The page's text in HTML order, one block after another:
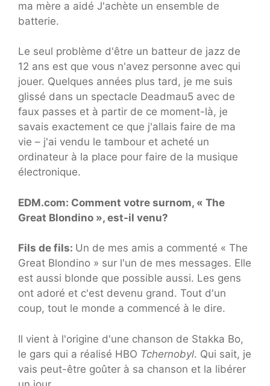
ma mère a aidé J'achète un ensemble de
batterie.
Le seul problème d'être un batteur de jazz de
12 ans est que vous n'avez personne avec qui
jouer. Quelques années plus tard, je me suis
glissé dans un spectacle Deadmau5 avec de
faux passes et à partir de ce moment-là, je
savais exactement ce que j'allais faire de ma
vie – j'ai vendu le tambour et acheté un
ordinateur à la place pour faire de la musique
électronique.
EDM.com: Comment votre surnom, « The
Great Blondino », est-il venu?
Fils de fils: Un de mes amis a commenté « The
Great Blondino » sur l'un de mes messages. Elle
est aussi blonde que possible aussi. Les gens
ont adoré et c'est devenu grand. Tout d'un
coup, tout le monde a commencé à le dire.
Il vient à l'origine d'une chanson de Stakka Bo,
le gars qui a réalisé HBO Tchernobyl. Qui sait, je
vais peut-être goûter à sa chanson et la libérer